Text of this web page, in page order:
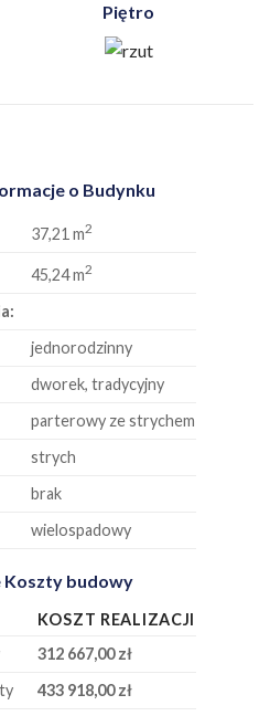
Piętro
o Budynku
37,21 m2
45,24 m2
jednorodzinny
dworek, tradycyjny
parterowy ze strychem
strych
brak
wielospadowy
Koszty budowy
KOSZT REALIZACJI
312 667,00 zł
433 918,00 zł